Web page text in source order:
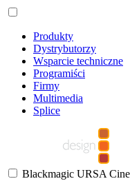
Produkty
Dystrybutorzy
Wsparcie techniczne
Programiści
Firmy
Multimedia
Splice
Blackmagic URSA Cine